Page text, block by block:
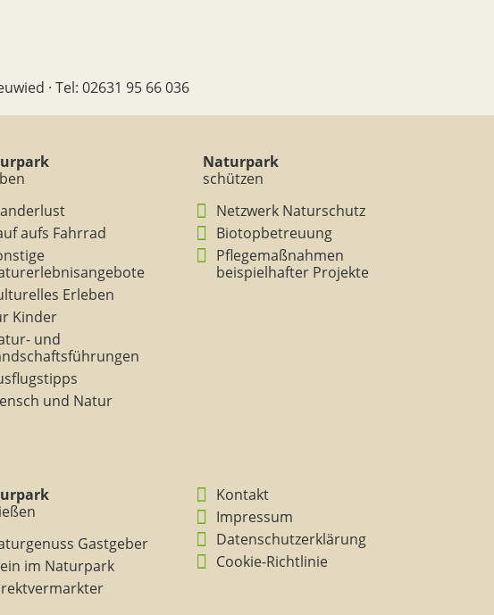
· Tel: 02631 95 66 036
aufs Fahrrad
Erleben
Kinder
und
und Natur
Naturpark
schützen
Netzwerk Naturschutz
Biotopbetreuung
Pflegemaßnahmen
beispielhafter Projekte
Gastgeber
im Naturpark
Kontakt
Impressum
Datenschutzerklärung
Cookie-Richtlinie